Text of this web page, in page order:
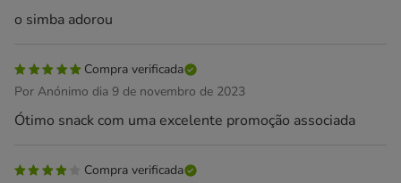
o simba adorou
Compra verificada
Por Anónimo dia 9 de novembro de 2023
Ótimo snack com uma excelente promoção associada
Compra verificada